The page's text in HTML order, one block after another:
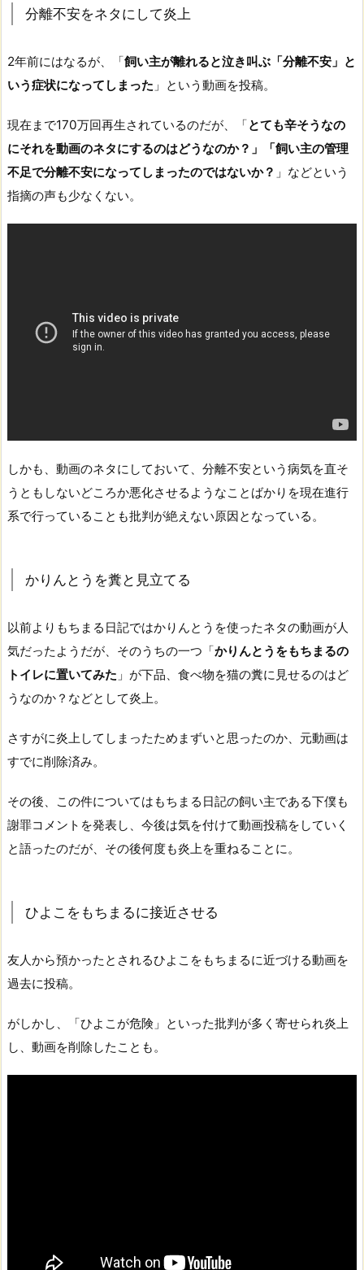
分離不安をネタにして炎上
2年前にはなるが、「飼い主が離れると泣き叫ぶ「分離不安」と
いう症状になってしまった 」という動画を投稿。
現在まで170万回再生されているのだが、「とても辛そうなの
にそれを動画のネタにするのはどうなのか？」「飼い主の管理
不足で分離不安になってしまったのではないか？ 」などという
指摘の声も少なくない。
しかも、動画のネタにしておいて、 分離不安という病気を直そ
うともしないどころか悪化させるようなことばかりを現在進行
系で行っていることも批判が絶えない原因となっている。
かりんとうを糞と見立てる
以前よりもちまる日記ではかりんとうを使ったネタの動画が人
気だったようだが、そのうちの一つ「かりんとうをもちまるの
トイレに置いてみた 」が下品、食べ物を猫の糞に見せるのはど
うなのか？などとして炎上。
さすがに炎上してしまったためまずいと思ったのか、元動画は
すでに削除済み。
その後、この件についてはもちまる日記の飼い主である下僕も
謝罪コメントを発表し、今後は気を付けて動画投稿をしていく
と語ったのだが、その後何度も炎上を重ねることに。
ひよこをもちまるに接近させる
友人から預かったとされるひよこをもちまるに近づける動画を
過去に投稿。
がしかし、「ひよこが危険」といった批判が多く寄せられ炎上
し、動画を削除したことも。